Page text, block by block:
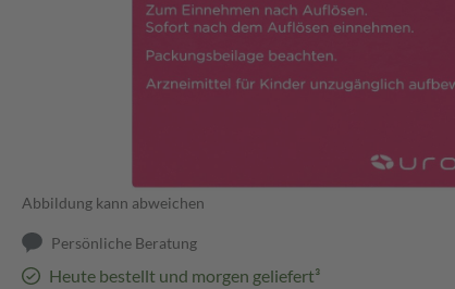
Abbildung kann abweichen
Persönliche Beratung
Heute bestellt und morgen geliefert³